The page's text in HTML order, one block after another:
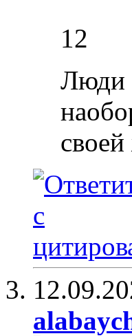
12
Люди